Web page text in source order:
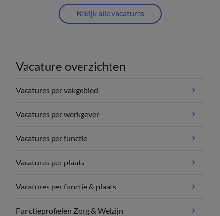
Bekijk alle vacatures
Vacature overzichten
Vacatures per vakgebied
Vacatures per werkgever
Vacatures per functie
Vacatures per plaats
Vacatures per functie & plaats
Functieprofielen Zorg & Welzijn